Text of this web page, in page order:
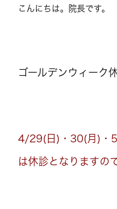
こんにちは。院長です。
ゴールデンウィーク
4/29(日)・30(月)・
は休診となりますの